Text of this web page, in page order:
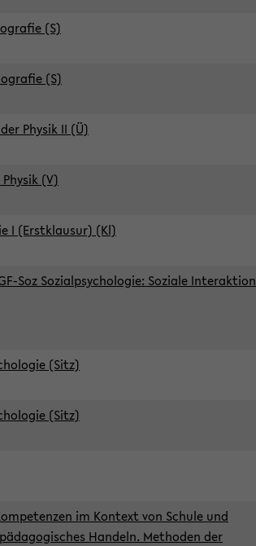
(S)
(S)
Physik II (Ü)
(V)
I (Erstklausur) (Kl)
Soz Sozialpsychologie: Soziale Interaktion
(Sitz)
(Sitz)
im Kontext von Schule und
Handeln. Methoden der